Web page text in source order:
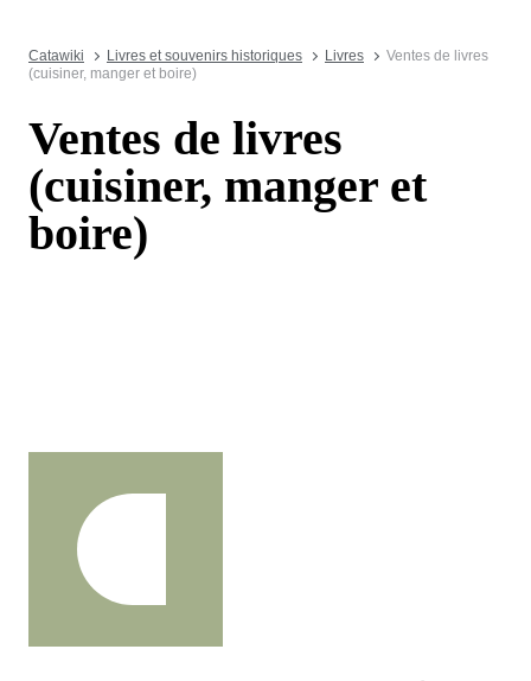
Catawiki Livres et souvenirs historiques Livres
Ventes de livres
(cuisiner, manger et boire)
Ventes de livres
(cuisiner, manger et
boire)